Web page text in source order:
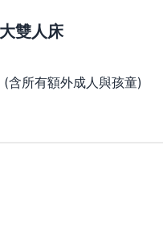
雙人床
含所有額外成人與孩童)